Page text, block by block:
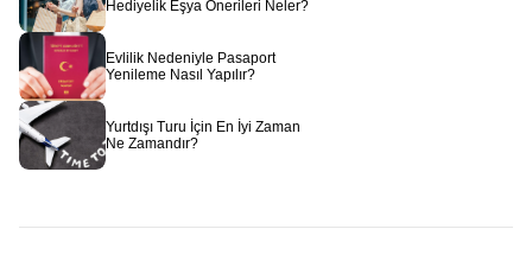
Hediyelik Eşya Önerileri Neler?
Evlilik Nedeniyle Pasaport
Yenileme Nasıl Yapılır?
Yurtdışı Turu İçin En İyi Zaman
Ne Zamandır?